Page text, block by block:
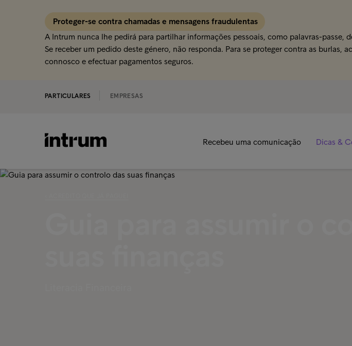
Proteger-se contra chamadas e mensagens fraudulentas
A Intrum nunca lhe pedirá para partilhar informações pessoais, como palavras-
Se receber um pedido deste género, não responda. Para se proteger contra as burlas,
connosco e efectuar pagamentos seguros.
PARTICULARES EMPRESAS
Recebeu uma comunicação Dicas &